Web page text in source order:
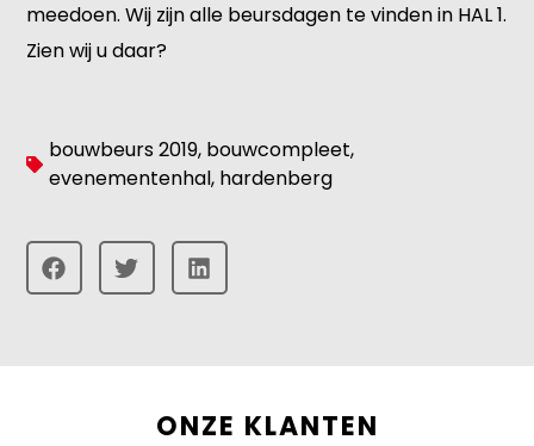
meedoen. Wij zijn alle beursdagen te vinden in HAL 1.
Zien wij u daar?
bouwbeurs 2019, bouwcompleet,
evenementenhal, hardenberg
ONZE KLANTEN